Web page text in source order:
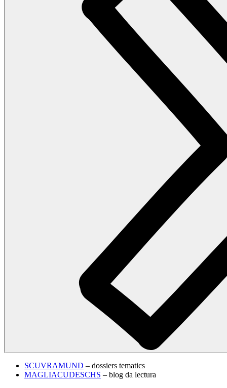
SCUVRAMUND – dossiers tematics
MAGLIACUDESCHS – blog da lectura